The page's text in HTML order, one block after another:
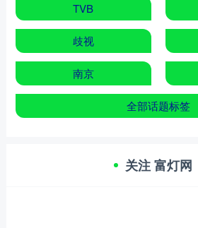
TVB
歧视
南京
全部话题标签
关注 富灯网